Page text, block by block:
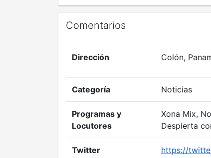
Comentarios
Dirección Colón,
Categoría Noticias
Programas y
Locutores
Xona Mix,
Despierta
Twitter https://